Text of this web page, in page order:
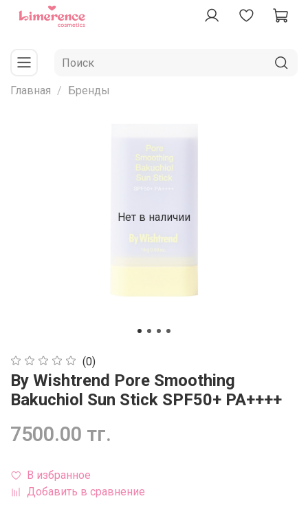
Главная Бренды
Нет в наличии
(0)
By Wishtrend Pore Smoothing
Bakuchiol Sun Stick SPF50+ PA++++
7500.00 тг.
В избранное
Добавить в сравнение